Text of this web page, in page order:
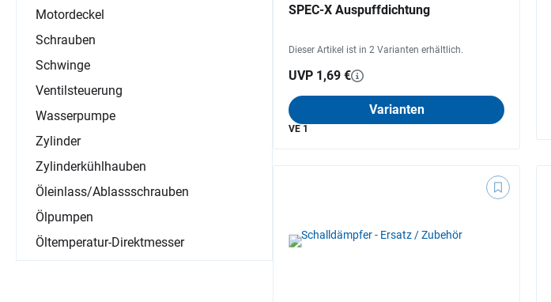
Motordeckel
Schrauben
Schwinge
Ventilsteuerung
Wasserpumpe
Zylinder
Zylinderkühlhauben
Öleinlass/Ablassschrauben
Ölpumpen
Öltemperatur-Direktmesser
SPEC-X Auspuffdichtung
Dieser Artikel ist in 2 Varianten erhältlich.
UVP 1,69 €
Varianten
VE 1